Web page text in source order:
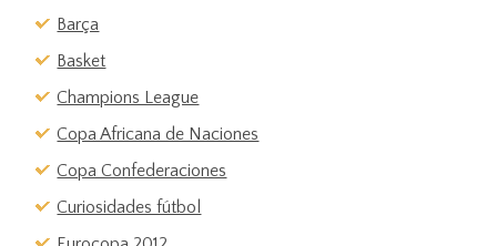
Barça
Basket
Champions League
Copa Africana de Naciones
Copa Confederaciones
Curiosidades fútbol